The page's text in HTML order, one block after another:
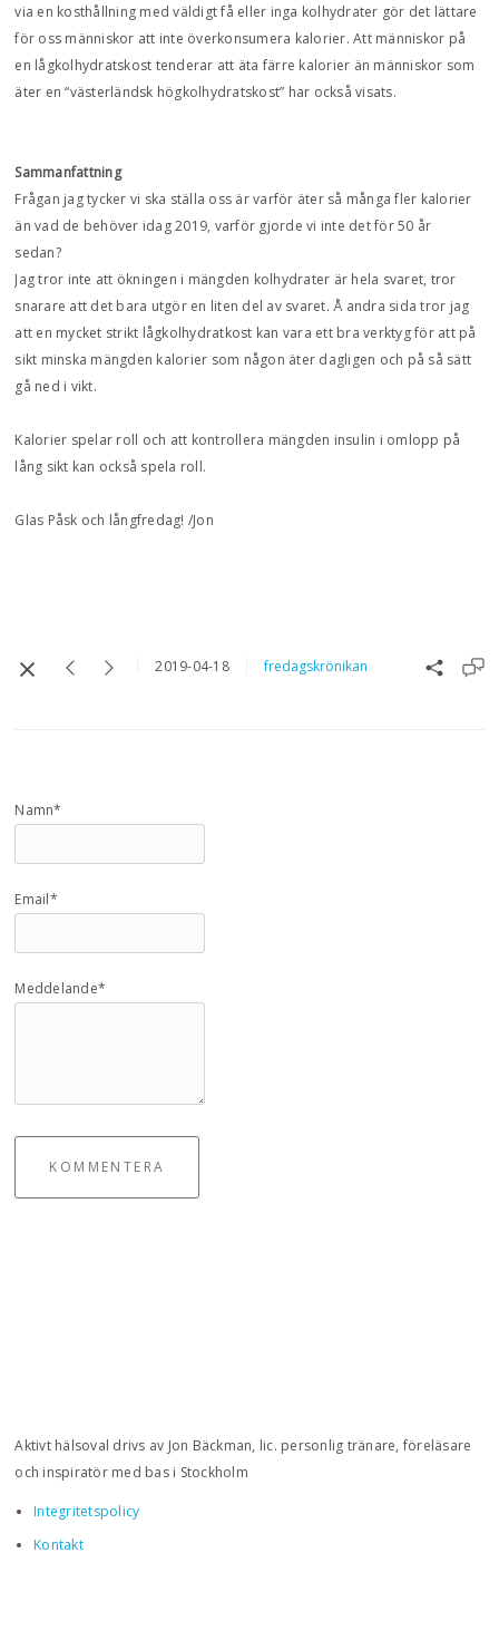
via en kosthållning med väldigt få eller inga kolhydrater gör det lättare
för oss människor att inte överkonsumera kalorier. Att människor på
en lågkolhydratskost tenderar att äta färre kalorier än människor som
äter en “västerländsk högkolhydratskost” har också visats.
Sammanfattning
Frågan jag tycker vi ska ställa oss är varför äter så många fler kalorier
än vad de behöver idag 2019, varför gjorde vi inte det för 50 år
sedan?
Jag tror inte att ökningen i mängden kolhydrater är hela svaret, tror
snarare att det bara utgör en liten del av svaret. Å andra sida tror jag
att en mycket strikt lågkolhydratkost kan vara ett bra verktyg för att på
sikt minska mängden kalorier som någon äter dagligen och på så sätt
gå ned i vikt.
Kalorier spelar roll och att kontrollera mängden insulin i omlopp på
lång sikt kan också spela roll.
Glas Påsk och långfredag! /Jon
2019-04-18 fredagskrönikan
Namn*
Email*
Meddelande*
KOMMENTERA
Aktivt hälsoval drivs av Jon Bäckman, lic. personlig tränare, föreläsare
och inspiratör med bas i Stockholm
Integritetspolicy
Kontakt